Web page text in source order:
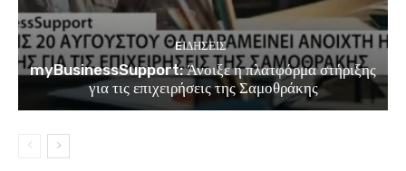
EΙΔΗΣΕΙΣ
myBusinessSupport: Άνοιξε η πλατφόρμα στήριξης
για τις επιχειρήσεις της Σαμοθράκης